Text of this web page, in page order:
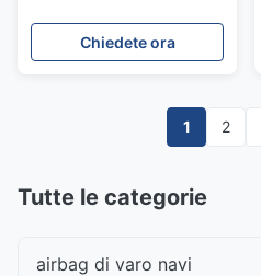
schiuma a cellule chiuse
e durata di 10 anni
Chiedete ora
1 2
Tutte le categorie
airbag di varo navi